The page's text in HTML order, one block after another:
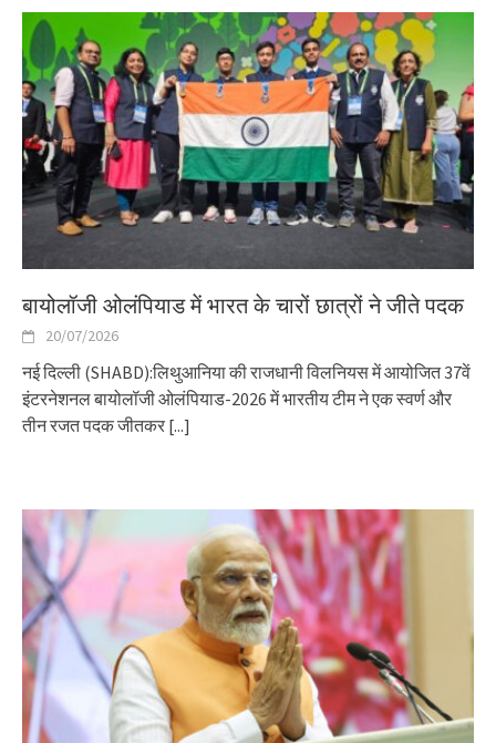
बायोलॉजी ओलंपियाड में भारत के चारों छात्रों ने जीते पदक
20/07/2026
नई दिल्ली (SHABD):लिथुआनिया की राजधानी विलनियस में आयोजित 37वें
इंटरनेशनल बायोलॉजी ओलंपियाड-2026 में भारतीय टीम ने एक स्वर्ण और
तीन रजत पदक जीतकर [...]